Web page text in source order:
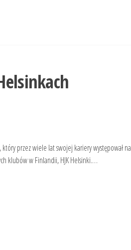
przez wiele lat swojej kariery występował na
klubów w Finlandii, HJK Helsinki.…